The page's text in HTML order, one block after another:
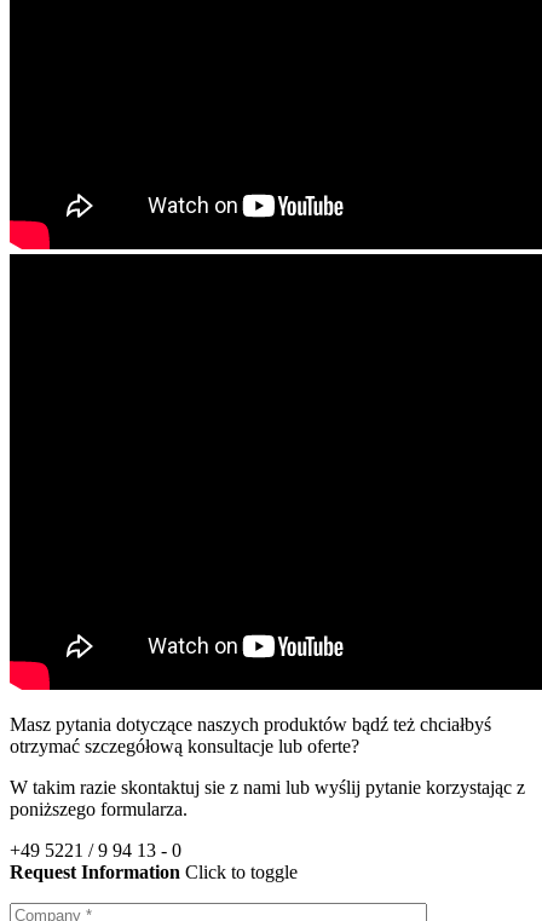
Masz pytania dotyczące naszych produktów bądź też chciałbyś
otrzymać szczegółową konsultacje lub oferte?
W takim razie skontaktuj sie z nami lub wyślij pytanie korzystając z
poniższego formularza.
+49 5221 / 9 94 13 - 0
Request Information Click to toggle